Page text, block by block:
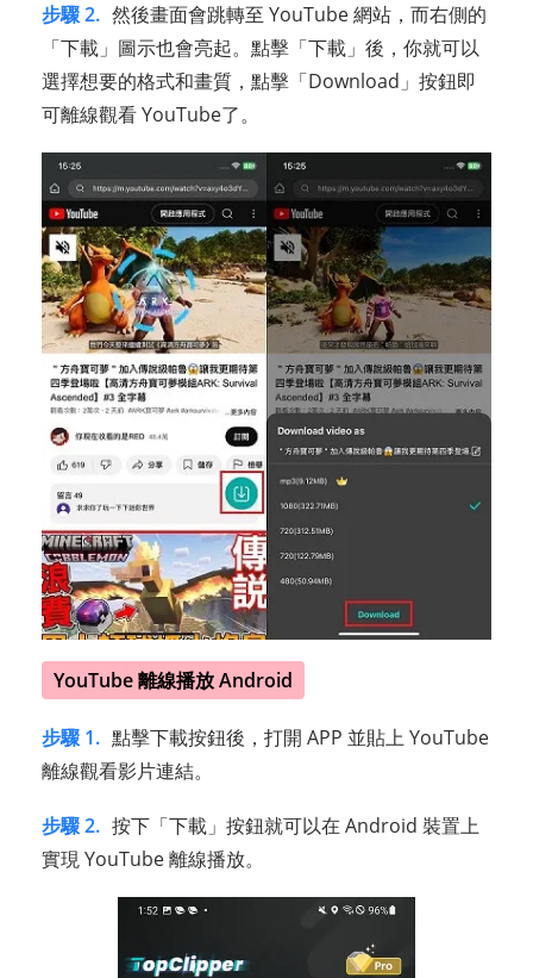
步驟 2. 然後畫面會跳轉至 YouTube 網站，而右側的
「下載」圖示也會亮起。點擊「下載」後，你就可以
選擇想要的格式和畫質，點擊「Download」按鈕即
可離線觀看 YouTube了。
YouTube 離線播放 Android
步驟 1. 點擊下載按鈕後，打開 APP 並貼上 YouTube
離線觀看影片連結。
步驟 2. 按下「下載」按鈕就可以在 Android 裝置上
實現 YouTube 離線播放。